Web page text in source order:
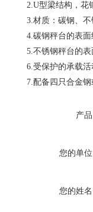
2.U型梁结构，花
3.材质：碳钢、
4.碳钢秤台的表
5.不锈钢秤台的
6.受保护的承载
7.配备四只合金
产
您的单
您的姓